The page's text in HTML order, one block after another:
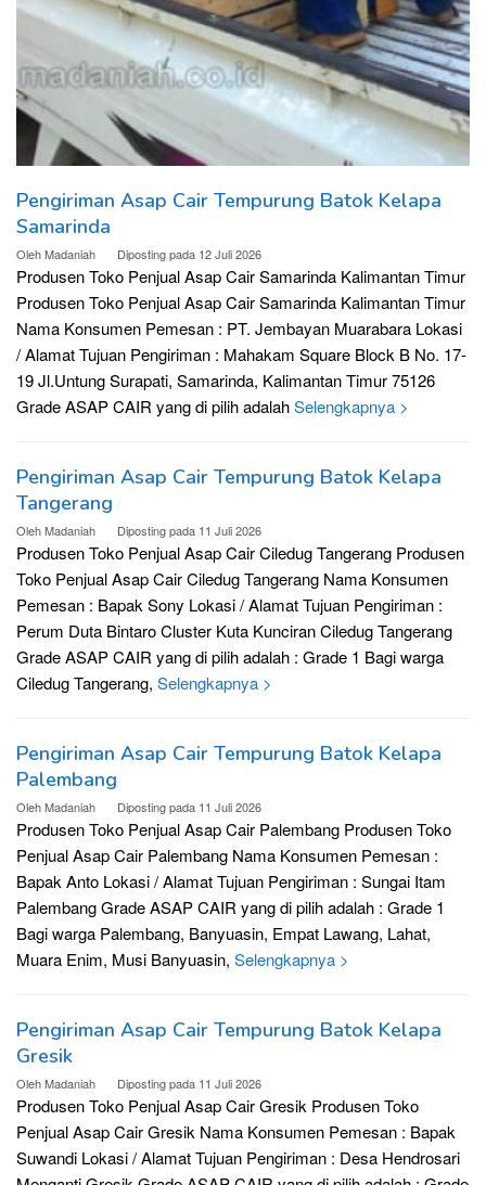
Pengiriman Asap Cair Tempurung Batok Kelapa
Samarinda
OlehMadaniah Diposting pada 12 Juli 2026
Produsen Toko Penjual Asap Cair Samarinda Kalimantan Timur
Produsen Toko Penjual Asap Cair Samarinda Kalimantan Timur
Nama Konsumen Pemesan : PT. Jembayan Muarabara Lokasi
/ Alamat Tujuan Pengiriman : Mahakam Square Block B No. 17-
19 Jl.Untung Surapati, Samarinda, Kalimantan Timur 75126
Grade ASAP CAIR yang di pilih adalahSelengkapnya >
Pengiriman Asap Cair Tempurung Batok Kelapa
Tangerang
OlehMadaniah Diposting pada 11 Juli 2026
Produsen Toko Penjual Asap Cair Ciledug Tangerang Produsen
Toko Penjual Asap Cair Ciledug Tangerang Nama Konsumen
Pemesan : Bapak Sony Lokasi / Alamat Tujuan Pengiriman :
Perum Duta Bintaro Cluster Kuta Kunciran Ciledug Tangerang
Grade ASAP CAIR yang di pilih adalah : Grade 1 Bagi warga
Ciledug Tangerang, Selengkapnya >
Pengiriman Asap Cair Tempurung Batok Kelapa
Palembang
OlehMadaniah Diposting pada 11 Juli 2026
Produsen Toko Penjual Asap Cair Palembang Produsen Toko
Penjual Asap Cair Palembang Nama Konsumen Pemesan :
Bapak Anto Lokasi / Alamat Tujuan Pengiriman : Sungai Itam
Palembang Grade ASAP CAIR yang di pilih adalah : Grade 1
Bagi warga Palembang, Banyuasin, Empat Lawang, Lahat,
Muara Enim, Musi Banyuasin, Selengkapnya >
Pengiriman Asap Cair Tempurung Batok Kelapa
Gresik
OlehMadaniah Diposting pada 11 Juli 2026
Produsen Toko Penjual Asap Cair Gresik Produsen Toko
Penjual Asap Cair Gresik Nama Konsumen Pemesan : Bapak
Suwandi Lokasi / Alamat Tujuan Pengiriman : Desa Hendrosari